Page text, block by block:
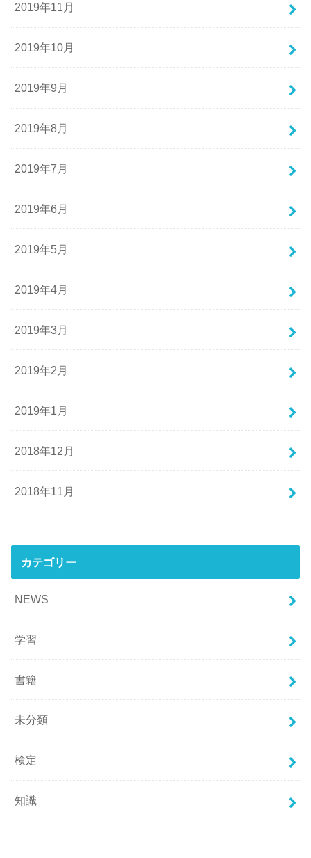
2019年11月
2019年10月
2019年9月
2019年8月
2019年7月
2019年6月
2019年5月
2019年4月
2019年3月
2019年2月
2019年1月
2018年12月
2018年11月
カテゴリー
NEWS
学習
書籍
未分類
検定
知識